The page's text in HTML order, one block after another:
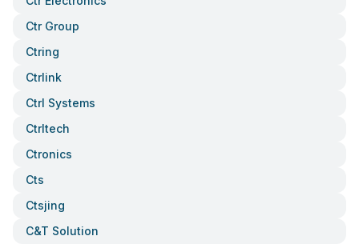
Ctr Group
Ctring
Ctrlink
Ctrl Systems
Ctrltech
Ctronics
Cts
Ctsjing
C&t Solution